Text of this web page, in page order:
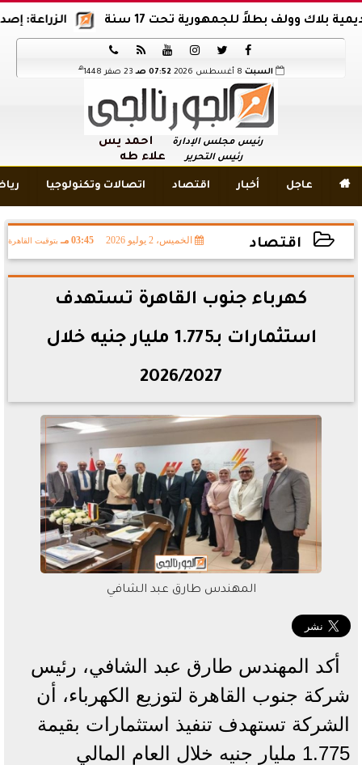
الزراعة: إصدار 12 ألف موافقة وتصريح بالمبيدات خلال 6 شهور وولف بطلاً للجمهورية تحت 17 سنة






السبت 07:52 صـ 23 صفر 1448 هـ
رئيس مجلس الإدارة أحمد يس
رئيس التحرير علاء طه
 عاجل أخبار اقتصاد اتصالات وتكنولوجيا
اقتصاد الخميس، 2 يوليو 2026 03:45 مـ بتوقيت القاهرة
2026-07-02 15:45:27
كهرباء جنوب القاهرة تستهدف
استثمارات بـ1.775 مليار جنيه خلال
2026/2027
المهندس طارق عبد الشافي
أكد المهندس طارق عبد الشافي، رئيس
شركة جنوب القاهرة لتوزيع الكهرباء، أن
الشركة تستهدف تنفيذ استثمارات بقيمة
1.775 مليار جنيه خلال العام المالي